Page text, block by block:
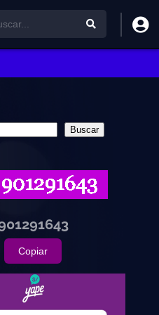
Buscar
Copiar